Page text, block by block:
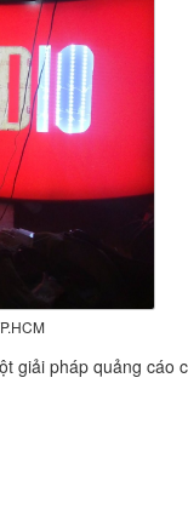
giải pháp quảng cáo